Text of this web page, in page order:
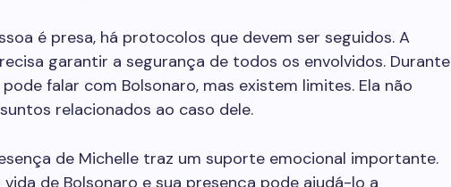
é presa, há protocolos que devem ser seguidos. A
garantir a segurança de todos os envolvidos. Durante
falar com Bolsonaro, mas existem limites. Ela não
relacionados ao caso dele.
de Michelle traz um suporte emocional importante.
vida de Bolsonaro e sua presença pode ajudá-lo a